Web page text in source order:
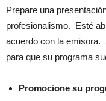
Prepare una
profesionalismo. Esté
acuerdo con la emisora.
para que su programa
Promocione su